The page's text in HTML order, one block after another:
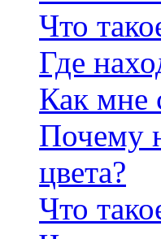
Что
Где
Как мне
Почему
цвета?
Что